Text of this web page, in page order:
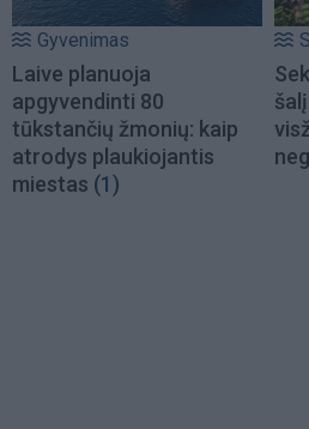
Gyvenimas
Laive planuoja
apgyvendinti 80
tūkstančių žmonių: kaip
atrodys plaukiojantis
miestas (1)